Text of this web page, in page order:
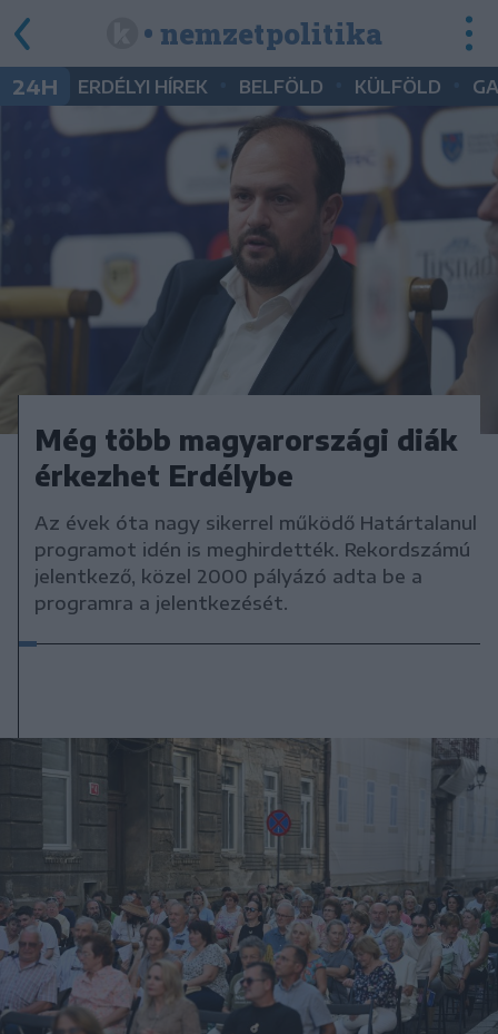
• nemzetpolitika
24H ERDÉLYI HÍREK BELFÖLD KÜLFÖLD
Még több magyarországi diák
érkezhet Erdélybe
Az évek óta nagy sikerrel működő Határtalanul
programot idén is meghirdették. Rekordszámú
jelentkező, közel 2000 pályázó adta be a
programra a jelentkezését.